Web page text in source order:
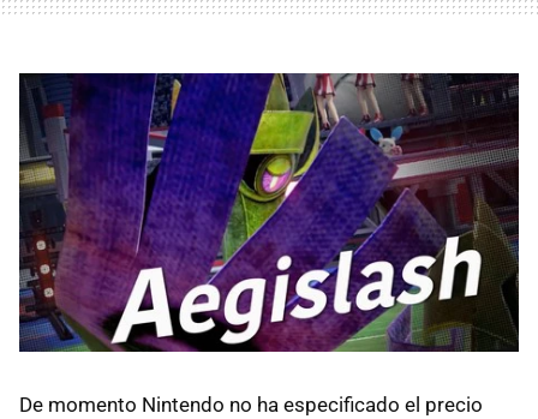
De momento Nintendo no ha especificado el precio